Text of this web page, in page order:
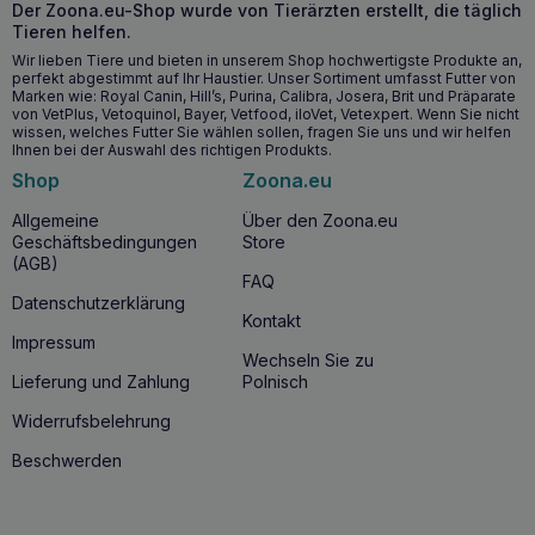
Wichtigste gesundheitliche Vorteile
Steigert die Energie und Vitalität dank des hohen
Gehalts an leicht verdaulichen Proteinen.
Unterstützt ein gesundes Herz und eine gesunde
Sehkraft dank des Gehalts an Omega-3- und Omega-6-
Fettsäuren.
Fördert eine gesunde Haut und ein glänzendes Fell.
erhalten.
Wann sollten Sie MR. BANDIT Pure fillets
gekochter Thunfisch für Katzen 30g?
MR. BANDIT Pure fillets cooked tuna for cats 30g
ideale Wahl für Katzen jeden Alters, die nicht nur auf der
Suche nach einem Geschmackserlebnis sind, sondern auch
die richtige Unterstützung für ihre Gesundheit und Fitness
benötigen. MR. BANDIT Pure fillets cooked tuna for cats
30g ist eine exzellente Ergänzung der täglichen Ernährung,
Der Zoona.eu-Shop wurde von Tierärzten erstellt, die täglich
Tieren helfen.
Wir lieben Tiere und bieten in unserem Shop hochwertigste Produkte an,
perfekt abgestimmt auf Ihr Haustier. Unser Sortiment umfasst Futter von
Marken wie: Royal Canin, Hill’s, Purina, Calibra, Josera, Brit und Präparate
von VetPlus, Vetoquinol, Bayer, Vetfood, iloVet, Vetexpert. Wenn Sie nicht
wissen, welches Futter Sie wählen sollen, fragen Sie uns und wir helfen
Ihnen bei der Auswahl des richtigen Produkts.
Shop
Allgemeine
Geschäftsbedingungen
(AGB)
Datenschutzerklärung
Impressum
Lieferung und Zahlung
Widerrufsbelehrung
Beschwerden
Zoona.eu
Über den Zoona.eu
Store
FAQ
Kontakt
Wechseln Sie zu
Polnisch